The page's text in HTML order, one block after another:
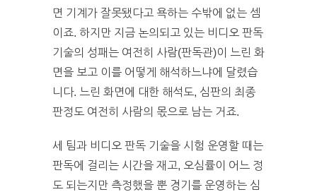
면 기계가 잘못됐다고 욕하는 수밖에 없는 셈
이죠. 하지만 지금 논의되고 있는 비디오 판독
기술의 성패는 여전히 사람(판독관)이 느린 화
면을 보고 이를 어떻게 해석하느냐에 달렸습
니다. 느린 화면에 대한 해석도, 심판의 최종
판정도 여전히 사람의 몫으로 남는 거죠.
세 팀과 비디오 판독 기술을 시험 운영할 때는
판독에 걸리는 시간을 재고, 오심률이 어느 정
도 되는지만 측정했을 뿐 경기를 운영하는 심